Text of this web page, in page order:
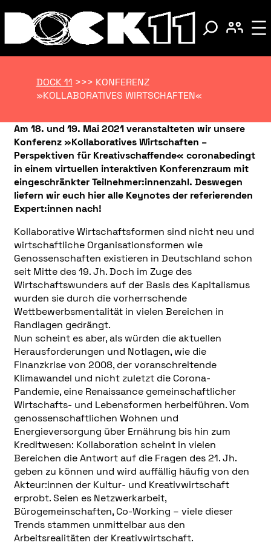
DOCK 11 >>> KONFERENZ
»KOLLABORATIVES WIRTSCHAFTEN«
Am 18. und 19. Mai 2021 veranstalteten wir unsere
Konferenz »Kollaboratives Wirtschaften –
Perspektiven für Kreativschaffende« coronabedingt
in einem virtuellen interaktiven Konferenzraum mit
eingeschränkter Teilnehmer:innenzahl. Deswegen
liefern wir euch hier alle Keynotes der referierenden
Expert:innen nach!
Kollaborative Wirtschaftsformen sind nicht neu und
wirtschaftliche Organisationsformen wie
Genossenschaften existieren in Deutschland schon
seit Mitte des 19. Jh. Doch im Zuge des
Wirtschaftswunders auf der Basis des Kapitalismus
wurden sie durch die vorherrschende
Wettbewerbsmentalität in vielen Bereichen in
Randlagen gedrängt.
Nun scheint es aber, als würden die aktuellen
Herausforderungen und Notlagen, wie die
Finanzkrise von 2008, der voranschreitende
Klimawandel und nicht zuletzt die Corona-
Pandemie, eine Renaissance gemeinschaftlicher
Wirtschafts- und Lebensformen herbeiführen. Vom
genossenschaftlichen Wohnen und
Energieversorgung über Ernährung bis hin zum
Kreditwesen: Kollaboration scheint in vielen
Bereichen die Antwort auf die Fragen des 21. Jh.
geben zu können und wird auffällig häufig von den
Akteur:innen der Kultur- und Kreativwirtschaft
erprobt. Seien es Netzwerkarbeit,
Bürogemeinschaften, Co-Working – viele dieser
Trends stammen unmittelbar aus den
Arbeitsrealitäten der Kreativwirtschaft.